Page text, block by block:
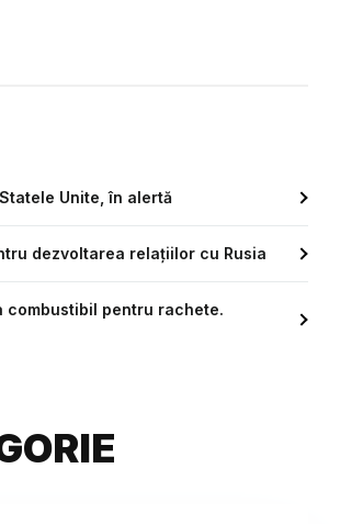
Unite, în alertă
dezvoltarea relaţiilor cu Rusia
combustibil pentru rachete.